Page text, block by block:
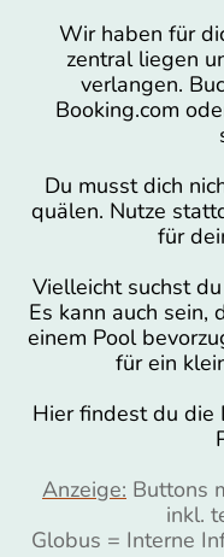
Wir haben für
zentral liegen
verlangen.
Booking.com
Du musst dich
quälen. Nutze
für
Vielleicht suchst
Es kann auch sein,
einem Pool
für ein
Hier findest du die
Anzeige: Buttons
inkl.
Globus = Interne